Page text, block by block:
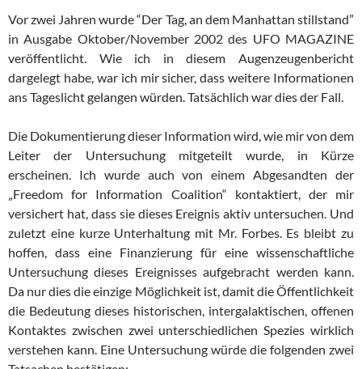
Vor zwei Jahren wurde “Der Tag, an dem Manhattan stillstand”
in Ausgabe Oktober/November 2002 des UFO MAGAZINE
veröffentlicht. Wie ich in diesem Augenzeugenbericht
dargelegt habe, war ich mir sicher, dass weitere Informationen
ans Tageslicht gelangen würden. Tatsächlich war dies der Fall.
Die Dokumentierung dieser Information wird, wie mir von dem
Leiter der Untersuchung mitgeteilt wurde, in Kürze
erscheinen. Ich wurde auch von einem Abgesandten der
„Freedom for Information Coalition“ kontaktiert, der mir
versichert hat, dass sie dieses Ereignis aktiv untersuchen. Und
zuletzt eine kurze Unterhaltung mit Mr. Forbes. Es bleibt zu
hoffen, dass eine Finanzierung für eine wissenschaftliche
Untersuchung dieses Ereignisses aufgebracht werden kann.
Da nur dies die einzige Möglichkeit ist, damit die Öffentlichkeit
die Bedeutung dieses historischen, intergalaktischen, offenen
Kontaktes zwischen zwei unterschiedlichen Spezies wirklich
verstehen kann. Eine Untersuchung würde die folgenden zwei